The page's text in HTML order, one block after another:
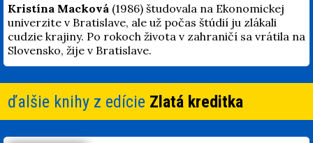
Kristína Macková (1986) študovala na Ekonomickej
univerzite v Bratislave, ale už počas štúdií ju zlákali
cudzie krajiny. Po rokoch života v zahraničí sa vrátila na
Slovensko, žije v Bratislave.
ďalšie knihy z edície Zlatá kreditka